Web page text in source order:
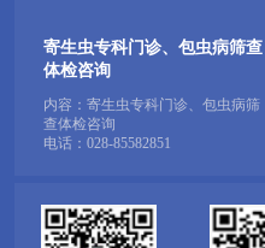
寄生虫专科门诊、包虫病筛查
体检咨询
内容：寄生虫专科门诊、包虫病筛
查体检咨询
电话： 028-85582851